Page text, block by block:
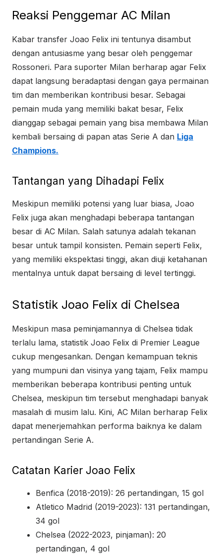
Reaksi Penggemar AC Milan
Kabar transfer Joao Felix ini tentunya disambut
dengan antusiasme yang besar oleh penggemar
Rossoneri. Para suporter Milan berharap agar Felix
dapat langsung beradaptasi dengan gaya permainan
tim dan memberikan kontribusi besar. Sebagai
pemain muda yang memiliki bakat besar, Felix
dianggap sebagai pemain yang bisa membawa Milan
kembali bersaing di papan atas Serie A dan Liga
Champions.
Tantangan yang Dihadapi Felix
Meskipun memiliki potensi yang luar biasa, Joao
Felix juga akan menghadapi beberapa tantangan
besar di AC Milan. Salah satunya adalah tekanan
besar untuk tampil konsisten. Pemain seperti Felix,
yang memiliki ekspektasi tinggi, akan diuji ketahanan
mentalnya untuk dapat bersaing di level tertinggi.
Statistik Joao Felix di Chelsea
Meskipun masa peminjamannya di Chelsea tidak
terlalu lama, statistik Joao Felix di Premier League
cukup mengesankan. Dengan kemampuan teknis
yang mumpuni dan visinya yang tajam, Felix mampu
memberikan beberapa kontribusi penting untuk
Chelsea, meskipun tim tersebut menghadapi banyak
masalah di musim lalu. Kini, AC Milan berharap Felix
dapat menerjemahkan performa baiknya ke dalam
pertandingan Serie A.
Catatan Karier Joao Felix
Benfica (2018-2019): 26 pertandingan, 15 gol
Atletico Madrid (2019-2023): 131 pertandingan,
34 gol
Chelsea (2022-2023, pinjaman): 20
pertandingan, 4 gol